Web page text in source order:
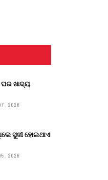
ଖାଦ୍ୟ
2026
ସୁଖୀ ହୋଇଥାଏ
2026